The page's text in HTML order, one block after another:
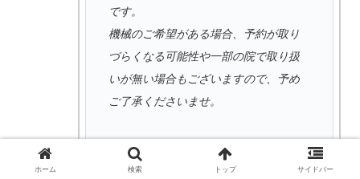
です。
機械のご希望がある場合、予約が取り
づらくなる可能性や一部の院で取り扱
いが無い場合もございますので、予め
ご了承くださいませ。
SBC公式HP
ホーム 検索 トップ サイドバー